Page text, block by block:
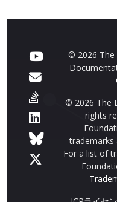
© 2026 The
© 2026 The
rights
trademarks
For a list of